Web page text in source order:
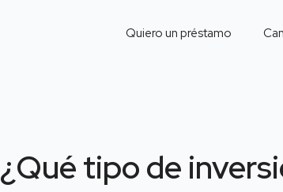
Quiero un préstamo
¿Qué tipo de